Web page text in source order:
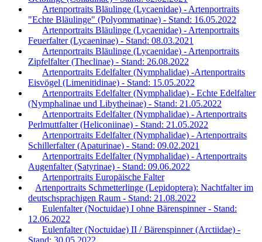
Artenportraits Bläulinge (Lycaenidae) - Artenportraits
"Echte Bläulinge" (Polyommatinae) - Stand: 16.05.2022
Artenportraits Bläulinge (Lycaenidae) - Artenportraits
Feuerfalter (Lycaeninae) - Stand: 08.03.2021
Artenportraits Bläulinge (Lycaenidae) - Artenportraits
Zipfelfalter (Theclinae) - Stand: 26.08.2022
Artenportraits Edelfalter (Nymphalidae) -Artenportraits
Eisvögel (Limenitidinae) - Stand: 15.05.2022
Artenportraits Edelfalter (Nymphalidae) - Echte Edelfalter
(Nymphalinae und Libytheinae) - Stand: 21.05.2022
Artenportraits Edelfalter (Nymphalidae) - Artenportraits
Perlmuttfalter (Heliconiinae) - Stand: 21.05.2022
Artenportraits Edelfalter (Nymphalidae) - Artenportraits
Schillerfalter (Apaturinae) - Stand: 09.02.2021
Artenportraits Edelfalter (Nymphalidae) - Artenportraits
Augenfalter (Satyrinae) - Stand: 09.06.2022
Artenportraits Europäische Falter
Artenportraits Schmetterlinge (Lepidoptera): Nachtfalter im
deutschsprachigen Raum - Stand: 21.08.2022
Eulenfalter (Noctuidae) I ohne Bärenspinner - Stand:
12.06.2022
Eulenfalter (Noctuidae) II / Bärenspinner (Arctiidae) -
Stand: 30.05.2022